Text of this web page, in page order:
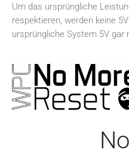
Um das ursprüngliche
respektieren, werden keine
ursprüngliche System 5V gar